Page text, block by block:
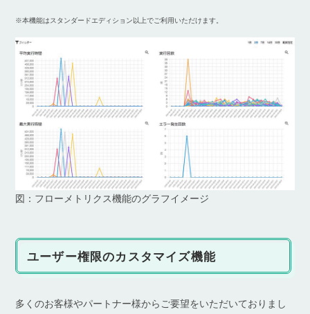
※本機能はスタンダードエディション以上でご利用いただけます。
図：フローメトリクス機能のグラフイメージ
ユーザー権限のカスタマイズ機能
多くのお客様やパートナー様からご要望をいただいておりまし